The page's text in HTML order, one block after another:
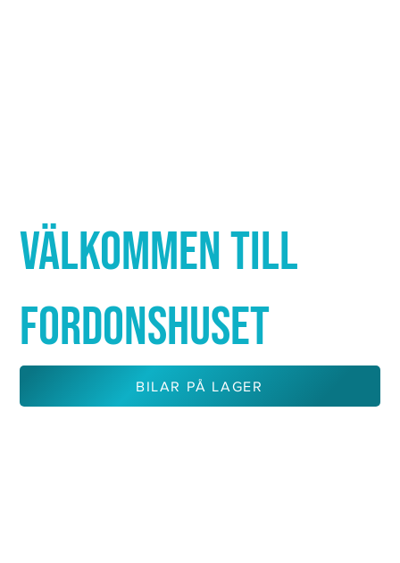
VÄLKOMMEN TILL
FORDONSHUSET
BILAR PÅ LAGER